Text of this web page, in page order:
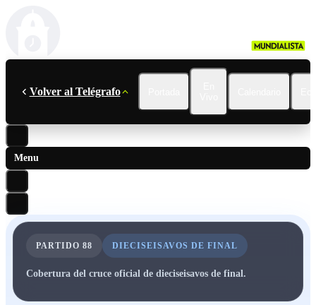
Volver al Telégrafo
Menu
PARTIDO 88 DIECISEISAVOS DE FINAL
Cobertura del cruce oficial de dieciseisavos de final.